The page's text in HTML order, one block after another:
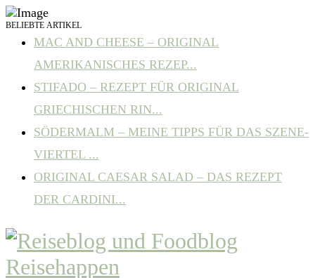
BELIEBTE ARTIKEL
MAC AND CHEESE – ORIGINAL
AMERIKANISCHES REZEP...
STIFADO – REZEPT FÜR ORIGINAL
GRIECHISCHEN RIN...
SÖDERMALM – MEINE TIPPS FÜR DAS SZENE-
VIERTEL ...
ORIGINAL CAESAR SALAD – DAS REZEPT
DER CARDINI...